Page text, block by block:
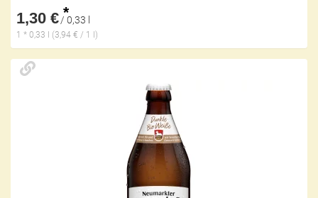
1,30 € *
/ 0,33 l
1 * 0,33 l (3,94 € / 1 l)